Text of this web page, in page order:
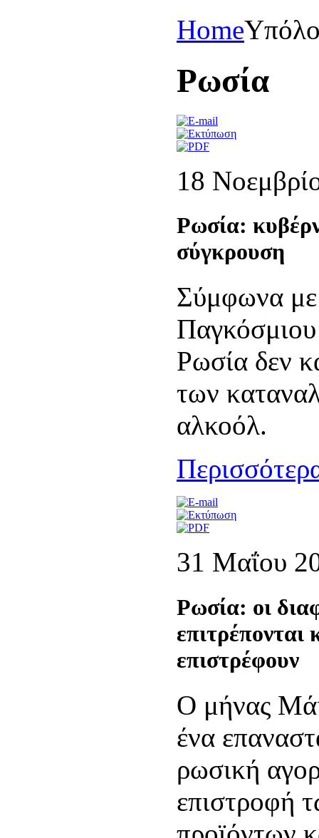
Home
Pωσία
18
Ρωσία:
σύγκρουση
Σύμφωνα με
Ρωσία δεν
των
αλκοόλ.
31 Μαΐου
Ρωσία: οι
επιτρέπονται
επιστρέφουν
Ο μήνας
ένα
ρωσική
επιστροφή